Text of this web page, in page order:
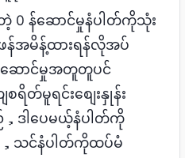
0 န်ဆောင်မှုနံပါတ်ကိုသုံး
အမိန့်ထားရန်လိုအပ်
ဆောင်မှုအတူတူပင်
ရိတ်မူရင်းစျေးနှုန်း
ဒါပေမယ့်နံပါတ်ကို
သင်နံပါတ်ကိုထပ်မံ